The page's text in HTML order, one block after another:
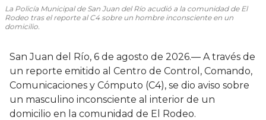
La Policía Municipal de San Juan del Río acudió a la comunidad de El
Rodeo tras el reporte al C4 sobre un hombre inconsciente en un
domicilio.
San Juan del Río, 6 de agosto de 2026.— A través de
un reporte emitido al Centro de Control, Comando,
Comunicaciones y Cómputo (C4), se dio aviso sobre
un masculino inconsciente al interior de un
domicilio en la comunidad de El Rodeo.